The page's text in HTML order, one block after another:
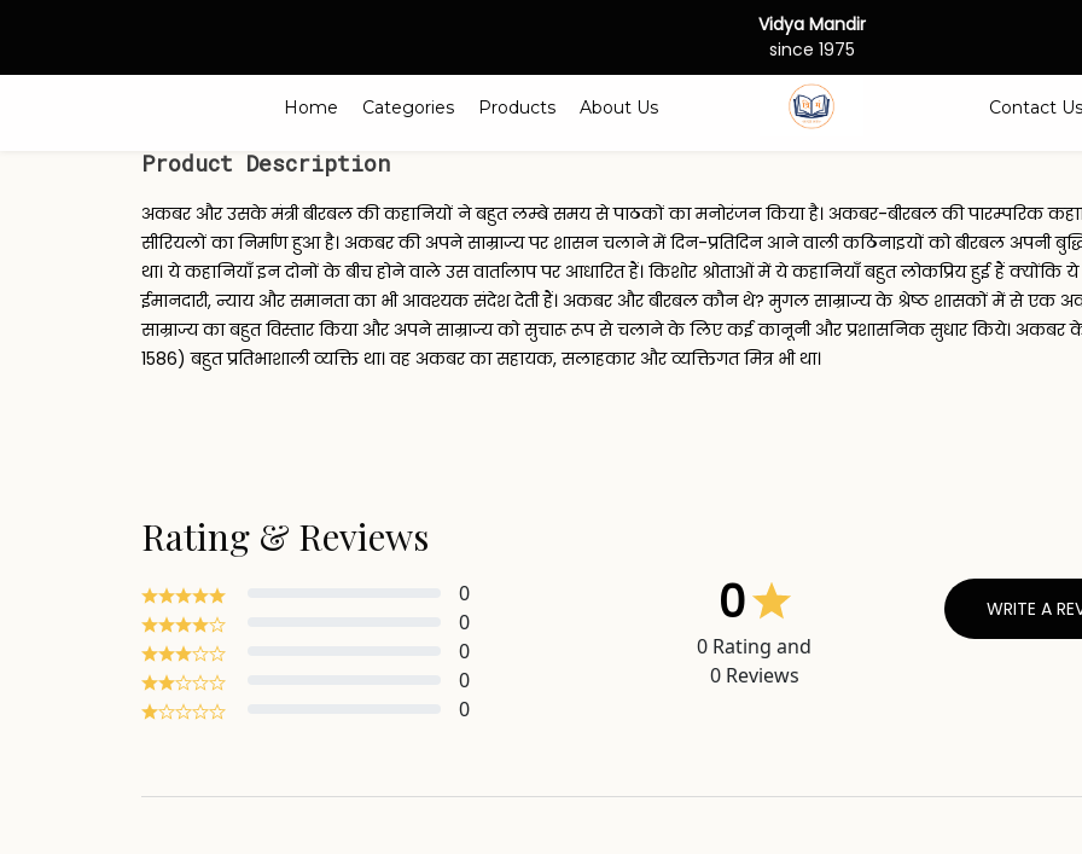
Vidya Mandir
since 1975
Home Categories Products About Us Contact Us
Product Description
अकबर और उसके मंत्री बीरबल की कहानियों ने बहुत लम्बे समय से पाठकों का मनोरंजन किया है। अकबर-बीरबल की पारम्परिक
सीरियलों का निर्माण हुआ है। अकबर की अपने साम्राज्य पर शासन चलाने में दिन-प्रतिदिन आने वाली कठिनाइयों को बीरबल अपनी
था। ये कहानियाँ इन दोनों के बीच होने वाले उस वार्तालाप पर आधारित हैं। किशोर श्रोताओं में ये कहानियाँ बहुत लोकप्रिय हुई हैं
ईमानदारी, न्याय और समानता का भी आवश्यक संदेश देती हैं। अकबर और बीरबल कौन थे? मुगल साम्राज्य के श्रेष्ठ शासकों में से
साम्राज्य का बहुत विस्तार किया और अपने साम्राज्य को सुचारू रूप से चलाने के लिए कई कानूनी और प्रशासनिक सुधार किये। अकबर
1586) बहुत प्रतिभाशाली व्यक्ति था। वह अकबर का सहायक, सलाहकार और व्यक्तिगत मित्र भी था।
Rating & Reviews
0
0
0
0
0
0
0 Rating and
0Reviews
WRITE A